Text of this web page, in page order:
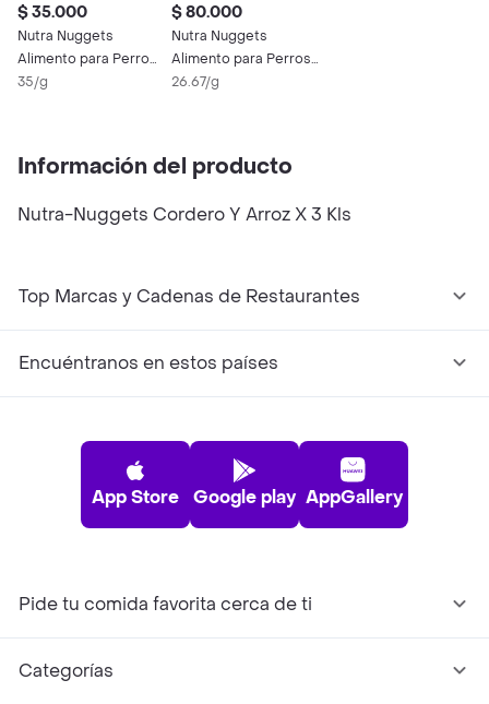
$ 35.000
Nutra Nuggets
Alimento para Perro
de Cordero
35/g
$ 80.000
Nutra Nuggets
Alimento para Perros
Senior For Dogs
26.67/g
Información del producto
Nutra-Nuggets Cordero Y Arroz X 3 Kls
Top Marcas y Cadenas de Restaurantes
Encuéntranos en estos países
App Store Google play AppGallery
Pide tu comida favorita cerca de ti
Categorías